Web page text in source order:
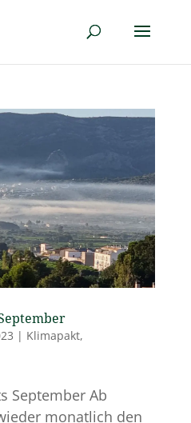
| Klimapakt,
September Ab
monatlich den